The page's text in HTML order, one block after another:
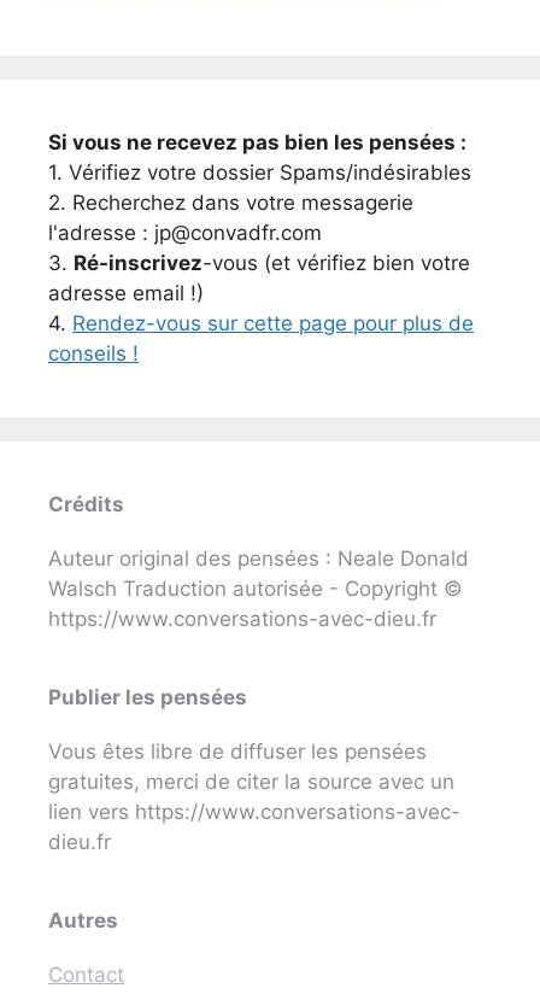
Si vous ne recevez pas bien les pensées :
1. Vérifiez votre dossier Spams/indésirables
2. Recherchez dans votre messagerie
l'adresse : jp@convadfr.com
3. Ré-inscrivez-vous (et vérifiez bien votre
adresse email !)
4. Rendez-vous sur cette page pour plus de
conseils !
Crédits
Auteur original des pensées : Neale Donald
Walsch Traduction autorisée - Copyright ©
https://www.conversations-avec-dieu.fr
Publier les pensées
Vous êtes libre de diffuser les pensées
gratuites, merci de citer la source avec un
lien vers https://www.conversations-avec-
dieu.fr
Autres
Contact